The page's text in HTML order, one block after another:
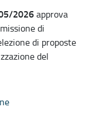
2026approva
di
di proposte
del